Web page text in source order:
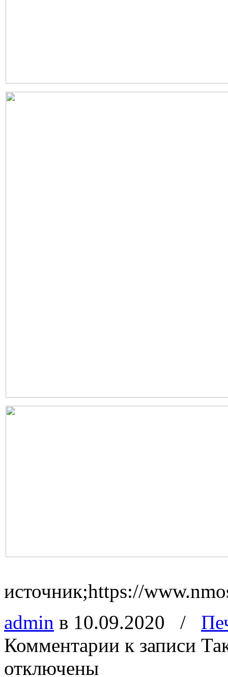
источник;https://
admin в 10.09.2020 /
Комментарии к записи
отключены